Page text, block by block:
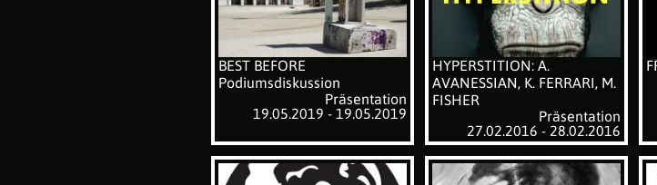
BEST BEFORE
Podiumsdiskussion
Präsentation
19.05.2019 - 19.05.2019
HYPERSTITION: A.
AVANESSIAN, K. FERRARI, M.
FISHER
Präsentation
27.02.2016 - 28.02.2016